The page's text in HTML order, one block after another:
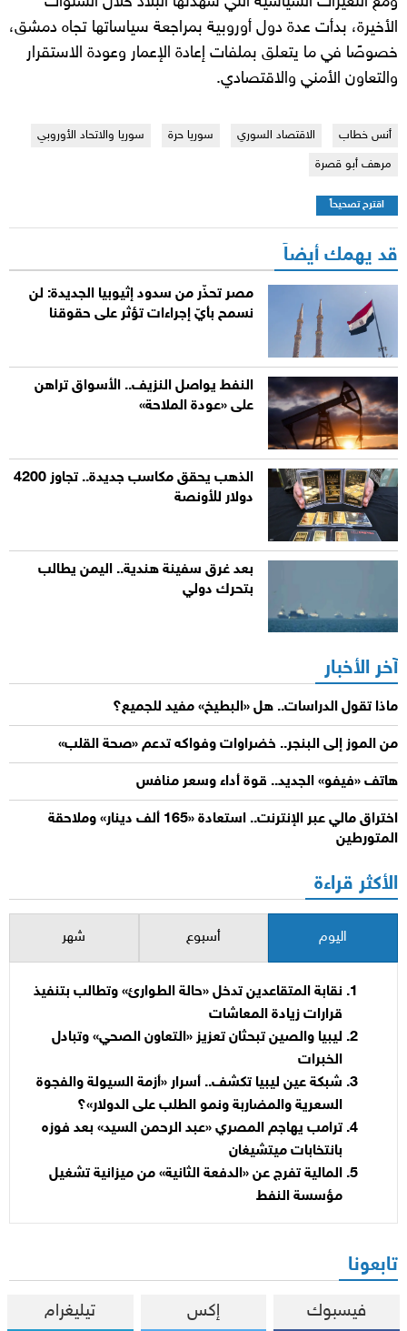
الأخيرة، بدأت عدة دول أوروبية بمراجعة سياساتها تجاه دمشق،
خصوصًا في ما يتعلق بملفات إعادة الإعمار وعودة الاستقرار
والتعاون الأمني والاقتصادي.
أنس خطاب الاقتصاد السوري سوريا حرة
سوريا والاتحاد الأوروبي
مرهف أبو قصرة
اقترح تصحيحاً
قد يهمك أيضاً
مصر تحذّر من سدود إثيوبيا الجديدة: لن
نسمح بأيّ إجراءات تؤثر على حقوقنا
النفط يواصل النزيف.. الأسواق تراهن
على «عودة الملاحة»
الذهب يحقق مكاسب جديدة.. تجاوز 4200
دولار للأونصة
بعد غرق سفينة هندية.. اليمن يطالب
بتحرك دولي
آخر الأخبار
ماذا تقول الدراسات.. هل «البطيخ» مفيد للجميع؟
من الموز إلى البنجر.. خضراوات وفواكه تدعم «صحة القلب»
هاتف «فيفو» الجديد.. قوة أداء وسعر منافس
اختراق مالي عبر الإنترنت.. استعادة «165 ألف دينار» وملاحقة
المتورطين
الأكثر قراءة
اليوم أسبوع شهر
نقابة المتقاعدين تدخل «حالة الطوارئ» وتطالب بتنفيذ
قرارات زيادة المعاشات
ليبيا والصين تبحثان تعزيز «التعاون الصحي» وتبادل
الخبرات
شبكة عين ليبيا تكشف.. أسرار «أزمة السيولة والفجوة
السعرية والمضاربة ونمو الطلب على الدولار»؟
ترامب يهاجم المصري «عبد الرحمن السيد» بعد فوزه
بانتخابات ميتشيغان
المالية تفرج عن «الدفعة الثانية» من ميزانية تشغيل
مؤسسة النفط
تابعونا
فيسبوك إكس تيليغرام